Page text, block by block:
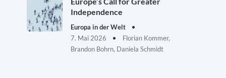
Independence
Europa in der Welt
7. Mai 2026
Florian Kommer,
Brandon Bohrn, Daniela Schmidt